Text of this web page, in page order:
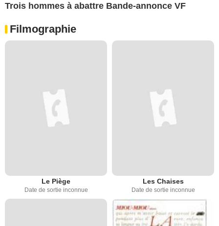
Trois hommes à abattre Bande-annonce VF
Filmographie
Le Piège
Date de sortie inconnue
Les Chaises
Date de sortie inconnue